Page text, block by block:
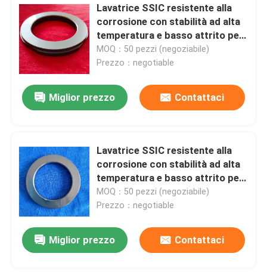
Lavatrice SSIC resistente alla
corrosione con stabilità ad alta
temperatura e basso attrito per
applicazioni industriali
MOQ：50 pezzi (negoziabile)
Prezzo：negotiable
Miglior prezzo Contattaci
Lavatrice SSIC resistente alla
corrosione con stabilità ad alta
temperatura e basso attrito per
applicazioni industriali
MOQ：50 pezzi (negoziabile)
Prezzo：negotiable
Miglior prezzo Contattaci